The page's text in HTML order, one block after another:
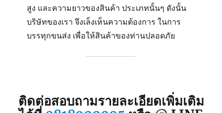
สูง และความยาวของสินค้า ประเภทนั้นๆ ดังนั้น
บริษัทของเรา จึงเล็งเห็นความต้องการ ในการ
บรรทุกขนส่ง เพื่อให้สินค้าของท่านปลอดภัย
ติดต่อสอบถามรายละเอียดเพิ่มเติม